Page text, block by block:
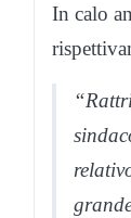
In calo